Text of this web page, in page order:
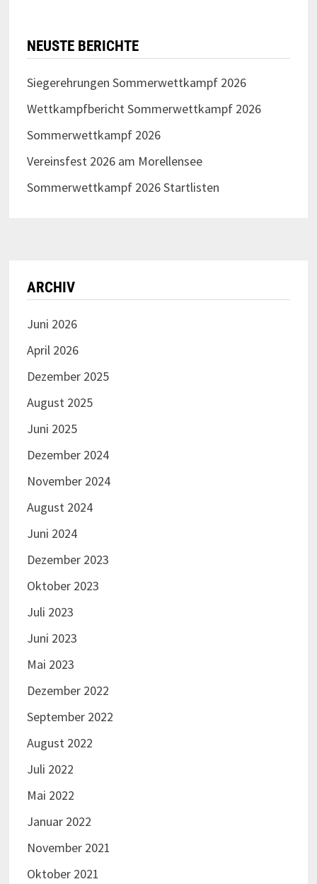
NEUSTE BERICHTE
Siegerehrungen Sommerwettkampf 2026
Wettkampfbericht Sommerwettkampf 2026
Sommerwettkampf 2026
Vereinsfest 2026 am Morellensee
Sommerwettkampf 2026 Startlisten
ARCHIV
Juni 2026
April 2026
Dezember 2025
August 2025
Juni 2025
Dezember 2024
November 2024
August 2024
Juni 2024
Dezember 2023
Oktober 2023
Juli 2023
Juni 2023
Mai 2023
Dezember 2022
September 2022
August 2022
Juli 2022
Mai 2022
Januar 2022
November 2021
Oktober 2021